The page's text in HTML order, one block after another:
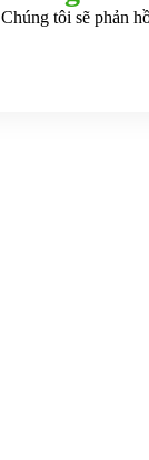
tôi sẽ phản